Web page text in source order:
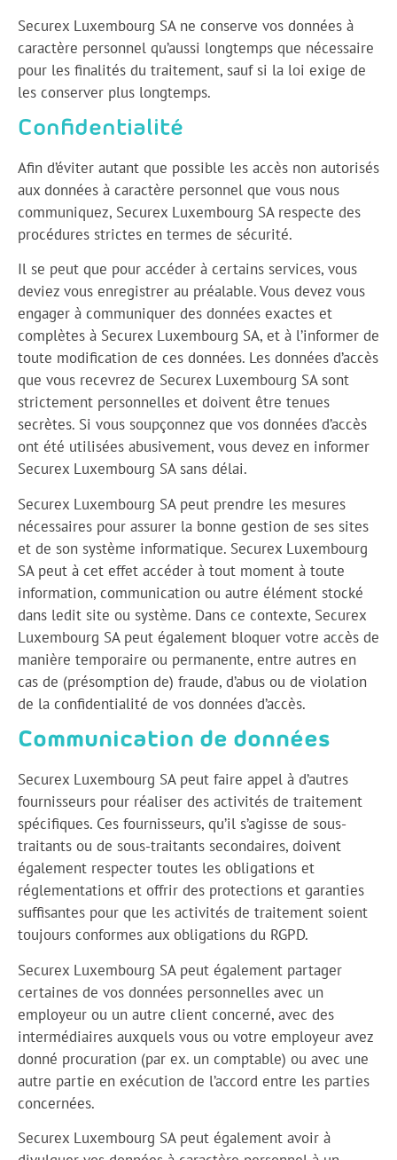
Securex Luxembourg SA ne conserve vos données à
caractère personnel qu’aussi longtemps que nécessaire
pour les finalités du traitement, sauf si la loi exige de
les conserver plus longtemps.
Confidentialité
Afin d’éviter autant que possible les accès non autorisés
aux données à caractère personnel que vous nous
communiquez, Securex Luxembourg SA respecte des
procédures strictes en termes de sécurité.
Il se peut que pour accéder à certains services, vous
deviez vous enregistrer au préalable. Vous devez vous
engager à communiquer des données exactes et
complètes à Securex Luxembourg SA, et à l’informer de
toute modification de ces données. Les données d’accès
que vous recevrez de Securex Luxembourg SA sont
strictement personnelles et doivent être tenues
secrètes. Si vous soupçonnez que vos données d’accès
ont été utilisées abusivement, vous devez en informer
Securex Luxembourg SA sans délai.
Securex Luxembourg SA peut prendre les mesures
nécessaires pour assurer la bonne gestion de ses sites
et de son système informatique. Securex Luxembourg
SA peut à cet effet accéder à tout moment à toute
information, communication ou autre élément stocké
dans ledit site ou système. Dans ce contexte, Securex
Luxembourg SA peut également bloquer votre accès de
manière temporaire ou permanente, entre autres en
cas de (présomption de) fraude, d’abus ou de violation
de la confidentialité de vos données d’accès.
Communication de données
Securex Luxembourg SA peut faire appel à d’autres
fournisseurs pour réaliser des activités de traitement
spécifiques. Ces fournisseurs, qu’il s’agisse de sous-
traitants ou de sous-traitants secondaires, doivent
également respecter toutes les obligations et
réglementations et offrir des protections et garanties
suffisantes pour que les activités de traitement soient
toujours conformes aux obligations du RGPD.
Securex Luxembourg SA peut également partager
certaines de vos données personnelles avec un
employeur ou un autre client concerné, avec des
intermédiaires auxquels vous ou votre employeur avez
donné procuration (par ex. un comptable) ou avec une
autre partie en exécution de l’accord entre les parties
concernées.
Securex Luxembourg SA peut également avoir à